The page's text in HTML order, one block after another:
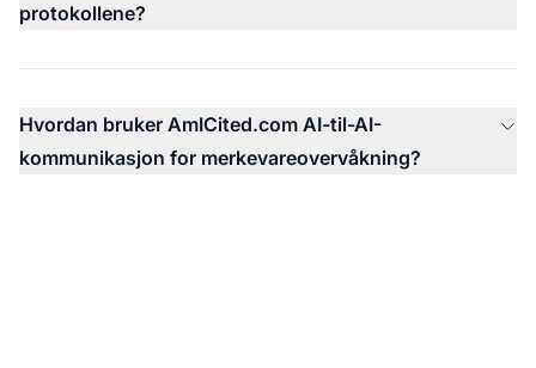
protokollene?
Hvordan bruker AmICited.com AI-til-AI-
kommunikasjon for merkevareovervåkning?